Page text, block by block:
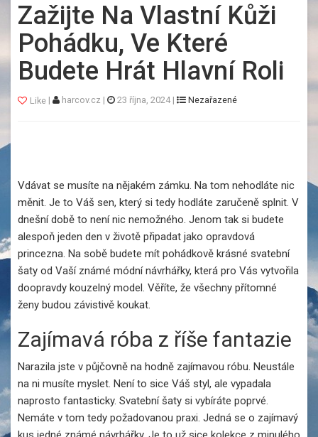
Zažijte Na Vlastní Kůži
Pohádku, Ve Které
Budete Hrát Hlavní Roli
Like| harcov.cz | 23 října, 2024| Nezařazené
Vdávat se musíte na nějakém zámku. Na tom nehodláte nic
měnit. Je to Váš sen, který si tedy hodláte zaručeně splnit. V
dnešní době to není nic nemožného. Jenom tak si budete
alespoň jeden den v životě připadat jako opravdová
princezna. Na sobě budete mít pohádkově krásné svatební
šaty od Vaší známé módní návrhářky, která pro Vás vytvořila
doopravdy kouzelný model. Věříte, že všechny přítomné
ženy budou závistivě koukat.
Zajímavá róba z říše fantazie
Narazila jste v půjčovně na hodně zajímavou róbu. Neustále
na ni musíte myslet. Není to sice Váš styl, ale vypadala
naprosto fantasticky. Svatební šaty si vybíráte poprvé.
Nemáte v tom tedy požadovanou praxi. Jedná se o zajímavý